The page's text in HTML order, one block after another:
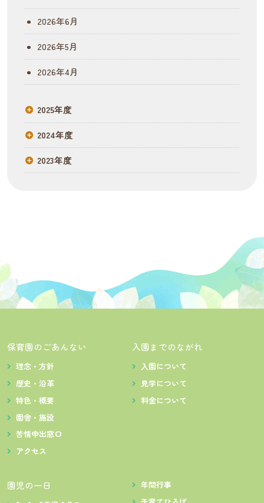
2026年6月
2026年5月
2026年4月
2025年度
2024年度
2023年度
保育園のごあんない
理念・方針
歴史・沿革
特色・概要
園舎・施設
苦情申出窓口
アクセス
入園までのながれ
入園について
見学について
料金について
園児の一日
年間行事